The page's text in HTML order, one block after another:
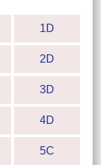
1D
2D
3D
4D
5C